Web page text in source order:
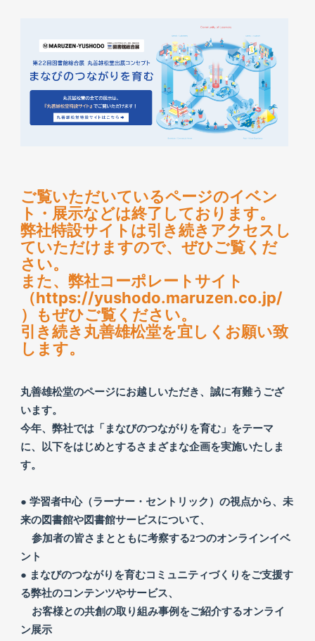
ご覧いただいているページのイベン
ト・展示などは終了しております。
弊社特設サイトは引き続きアクセスし
ていただけますので、ぜひご覧くだ
さい。
また、弊社コーポレートサイト
（https://yushodo.maruzen.co.jp/
）もぜひご覧ください。
引き続き丸善雄松堂を宜しくお願い致
します。
丸善雄松堂のページにお越しいただき、誠に有難うござ
います。
今年、弊社では「まなびのつながりを育む」をテーマ
に、以下をはじめとするさまざまな企画を実施いたしま
す。
● 学習者中心（ラーナー・セントリック）の視点から、未
来の図書館や図書館サービスについて、
参加者の皆さまとともに考察する2つのオンラインイベ
ント
● まなびのつながりを育むコミュニティづくりをご支援す
る弊社のコンテンツやサービス、
お客様との共創の取り組み事例をご紹介するオンライ
ン展示